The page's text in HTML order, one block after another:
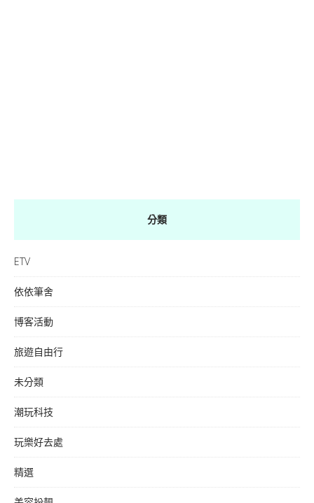
分類
ETV
依依筆舍
博客活動
旅遊自由行
未分類
潮玩科技
玩樂好去處
精選